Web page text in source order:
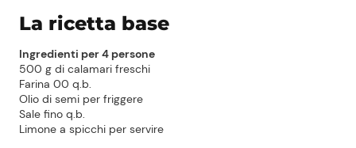
La ricetta base
Ingredienti per 4 persone
500 g di calamari freschi
Farina 00 q.b.
Olio di semi per friggere
Sale fino q.b.
Limone a spicchi per servire